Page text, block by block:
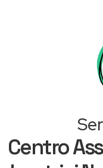
Centro